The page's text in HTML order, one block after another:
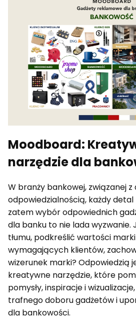
Moodboard:
narzędzie dla
W branży bankowej, związanej z
odpowiedzialnością, każdy
zatem wybór odpowiednich
dla banku to nie lada wyzwanie.
tłumu, podkreślić wartości
wymagających klientów,
wizerunek marki? Odpowiedzią
kreatywne narzędzie, które
pomysły, inspiracje i
trafnego doboru gadżetów i
dla bankowości.